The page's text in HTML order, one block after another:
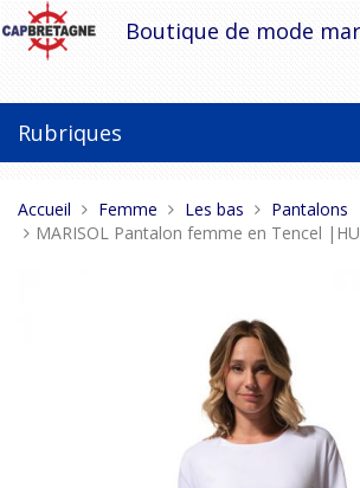
Aller
au
contenu
Boutique de mode
Rubriques
Vous
êtes
Accueil Femme Les bas
Pantalons
MARISOL Pantalon femme en Tencel